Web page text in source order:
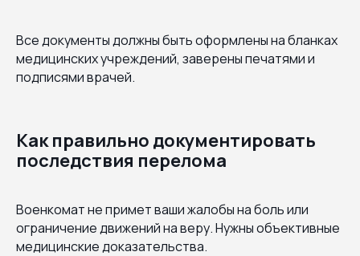
Все документы должны быть оформлены на бланках
медицинских учреждений, заверены печатями и
подписями врачей.
Как правильно документировать
последствия перелома
Военкомат не примет ваши жалобы на боль или
ограничение движений на веру. Нужны объективные
медицинские доказательства.